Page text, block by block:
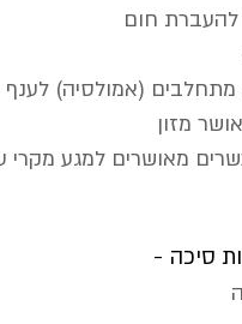
חום
מתחלבים (אמולסיה)
מזון
מאושרים למגע מקרי
סיכה -